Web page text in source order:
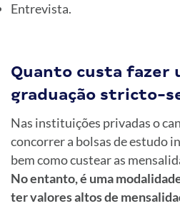
Entrevista.
Quanto custa fazer
graduação stricto-
Nas instituições privadas o
concorrer a bolsas de estudo
bem como custear as
No entanto, é uma
ter valores altos de